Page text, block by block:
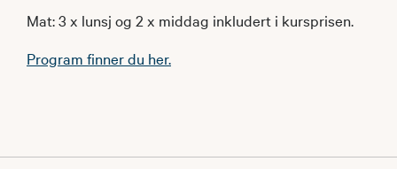
Mat: 3 x lunsj og 2 x middag inkludert i kursprisen.
Program finner du her.